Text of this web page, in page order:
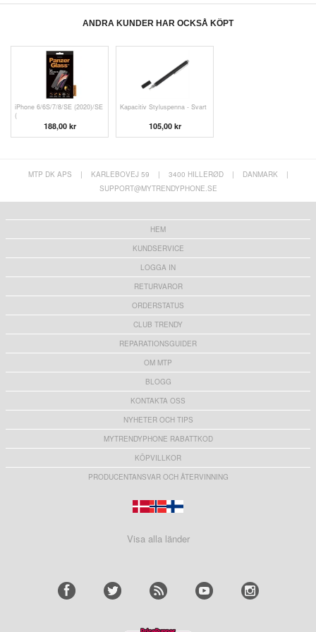
ANDRA KUNDER HAR OCKSÅ KÖPT
iPhone 6/6S/7/8/SE (2020)/SE
(
188,00 kr
Kapacitiv Styluspenna - Svart
105,00 kr
MTP DK APS | KARLEBOVEJ 59 | 3400 HILLERØD | DANMARK
|
SUPPORT@MYTRENDYPHONE.SE
HEM
KUNDSERVICE
LOGGA IN
RETURVAROR
ORDERSTATUS
CLUB TRENDY
REPARATIONSGUIDER
OM MTP
BLOGG
KONTAKTA OSS
NYHETER OCH TIPS
MYTRENDYPHONE RABATTKOD
KÖPVILLKOR
PRODUCENTANSVAR OCH ÅTERVINNING
Visa alla länder